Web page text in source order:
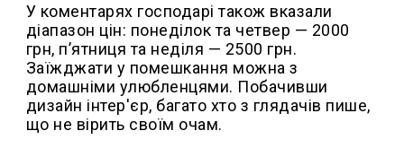
У коментарях господарі також вказали
діапазон цін: понеділок та четвер — 2000
грн, п’ятниця та неділя — 2500 грн.
Заїжджати у помешкання можна з
домашніми улюбленцями. Побачивши
дизайн інтер'єр, багато хто з глядачів пише,
що не вірить своїм очам.